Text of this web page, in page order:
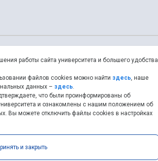
работы сайта университета и большего удобства
файлов cookies можно найти здесь, наше
данных – здесь.
что были проинформированы об
и ознакомлены с нашим положением об
Вы можете отключить файлы cookies в настройках
и закрыть